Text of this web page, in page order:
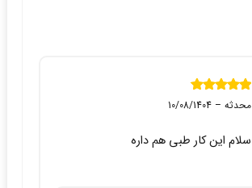
نمره5 از 5 محدثه –
10/08/1404
سلام این کار طبی هم داره